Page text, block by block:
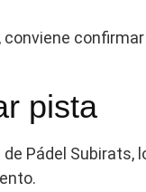
pista
de Pádel